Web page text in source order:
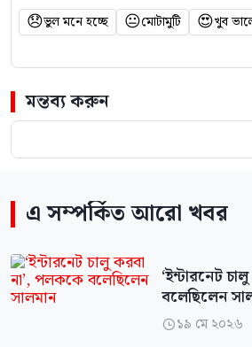
😞ভুল মনে হচ্ছে 😐মোটামুটি 😍খুব
মন্তব্য করুন
এ সম্পর্কিত আরো খবর
‘ইন্টারনেট
বলেছিলেন
১৯ মে ২০২৬